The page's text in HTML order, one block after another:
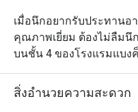
เมื่อนึกอยากรับประทานอ
คุณภาพเยี่ยม ต้องไม่ลืมนึ
บนชั้น 4 ของโรงแรมแบ
ตัวร้านเป็นห้องโถงโอ่อ่า
ประกอบด้วยโต๊ะกลมทั้งข
สิ่งอำนวยความสะดวก